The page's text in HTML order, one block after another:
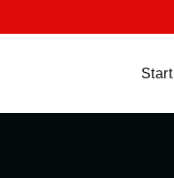
Start